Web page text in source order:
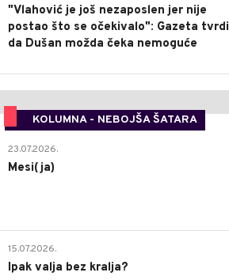
"Vlahović je još nezaposlen jer nije
postao što se očekivalo": Gazeta tvrdi
da Dušan možda čeka nemoguće
KOLUMNA - NEBOJŠA ŠATARA
23.07.2026.
Mesi(ja)
15.07.2026.
Ipak valja bez kralja?